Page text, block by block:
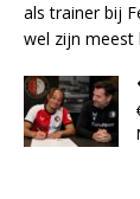
als trainer bij
wel zijn meest